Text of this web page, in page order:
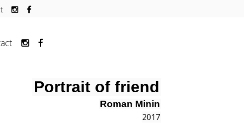
Portrait of friend
Roman Minin
2017